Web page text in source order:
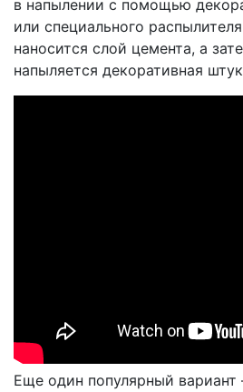
в напылении с помощью
или специального
наносится слой цемента, а
напыляется декоративная
Еще один популярный вариант